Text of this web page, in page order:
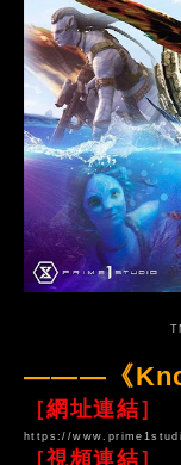
———《
［網址連結］
https://
［視頻連結］